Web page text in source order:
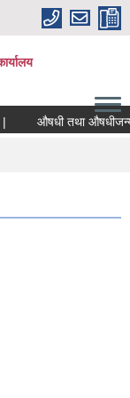
औषधी तथा औषधीजन्य